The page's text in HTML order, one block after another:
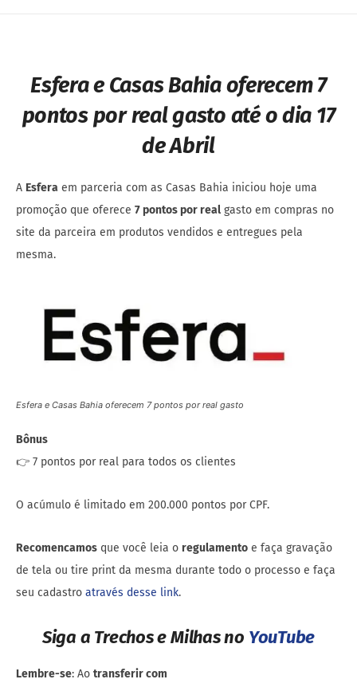
Esfera e Casas Bahia oferecem 7
pontos por real gasto até o dia 17
de Abril
A Esfera em parceria com as Casas Bahia iniciou hoje uma
promoção que oferece 7 pontos por real gasto em compras no
site da parceira em produtos vendidos e entregues pela
mesma.
Esfera e Casas Bahia oferecem 7 pontos por real gasto
Bônus
👉 7 pontos por real para todos os clientes
O acúmulo é limitado em 200.000 pontos por CPF.
Recomencamos que você leia o regulamento e faça gravação
de tela ou tire print da mesma durante todo o processo e faça
seu cadastro através desse link.
Siga a Trechos e Milhas no YouTube
Lembre-se: Ao transferir com